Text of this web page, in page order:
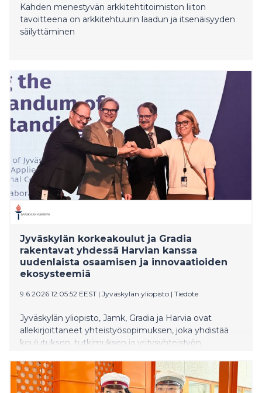
Kahden menestyvän arkkitehtitoimiston liiton
tavoitteena on arkkitehtuurin laadun ja itsenäisyyden
säilyttäminen
Jyväskylän korkeakoulut ja Gradia
rakentavat yhdessä Harvian kanssa
uudenlaista osaamisen ja innovaatioiden
ekosysteemiä
9.6.2026 12:05:52 EEST | Jyväskylän yliopisto | Tiedote
Jyväskylän yliopisto, Jamk, Gradia ja Harvia ovat
allekirjoittaneet yhteistyösopimuksen, joka yhdistää
koulutuksen, tutkimuksen ja yritysyhteistyön
Kumppanuuden tavoitteena on synnyttää uusia
ratkaisuja hyvinvoinnin, teknologian ja kestävän